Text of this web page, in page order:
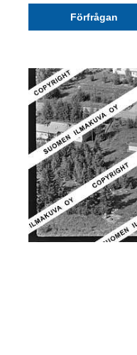
Förfrågan